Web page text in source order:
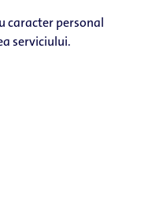
caracter personal
serviciului.